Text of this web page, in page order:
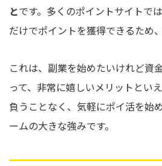
とです。多くのポイントサイトで
だけでポイントを獲得できるため
これは、副業を始めたいけれど資
って、非常に嬉しいメリットとい
負うことなく、気軽にポイ活を始
ームの大きな強みです。